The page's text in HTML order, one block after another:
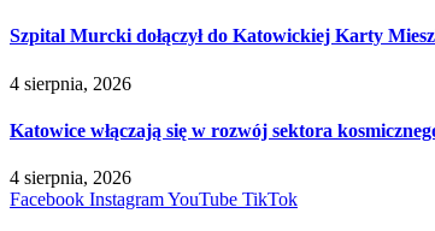
Szpital Murcki dołączył do Katowickiej Karty
4 sierpnia, 2026
Katowice włączają się w rozwój sektora
4 sierpnia, 2026
Facebook InstagramYouTube TikTok